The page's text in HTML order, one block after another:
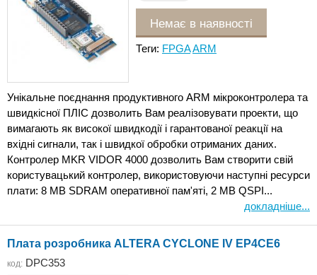
Немає в наявності
Теги: FPGAARM
Унікальне поєднання продуктивного ARM мікроконтролера та
швидкісної ПЛІС дозволить Вам реалізовувати проекти, що
вимагають як високої швидкодії і гарантованої реакції на
вхідні сигнали, так і швидкої обробки отриманих даних.
Контролер MKR VIDOR 4000 дозволить Вам створити свій
користувацький контролер, використовуючи наступні ресурси
плати: 8 MB SDRAM оперативної пам'яті, 2 MB QSPI...
докладніше...
Плата розробника ALTERA CYCLONE IV EP4CE6
код: DPC353